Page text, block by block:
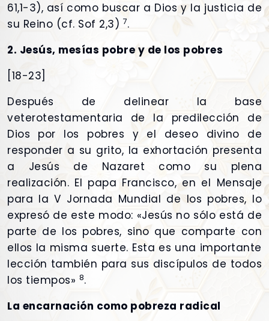
61,1-3), así como buscar a Dios y la justicia de
su Reino (cf. Sof 2,3) 7.
2. Jesús, mesías pobre y de los pobres
[18-23]
Después de delinear la base
veterotestamentaria de la predilección de
Dios por los pobres y el deseo divino de
responder a su grito, la exhortación presenta
a Jesús de Nazaret como su plena
realización. El papa Francisco, en el Mensaje
para la V Jornada Mundial de los pobres, lo
expresó de este modo: «Jesús no sólo está de
parte de los pobres, sino que comparte con
ellos la misma suerte. Esta es una importante
lección también para sus discípulos de todos
los tiempos» 8.
La encarnación como pobreza radical